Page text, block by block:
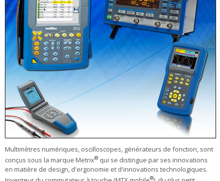
Multimètres numériques, oscilloscopes, générateurs de fonction, sont
conçus sous la marque Metrix® qui se distingue par ses innovations
en matière de design, d'ergonomie et d'innovations technologiques.
®